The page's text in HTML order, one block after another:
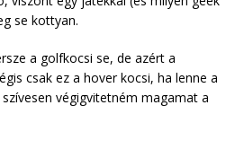
se kottyan.
a golfkocsi se, de azért a
csak ez a hover kocsi, ha lenne a
végigvitetném magamat a